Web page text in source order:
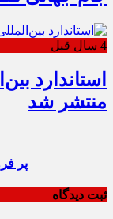
4 سال قبل
استاندارد
منتشر شد
پر
ثبت دیدگاه